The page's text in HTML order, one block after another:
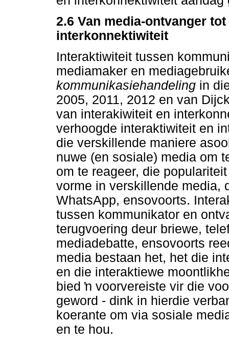
2.6 Van media-ontvanger
interkonnektiwiteit
Interaktiwiteit tussen
mediamaker en
kommunikasiehandeling in
2005, 2011, 2012 en van
van interakiwiteit en
verhoogde interaktiwiteit en
die verskillende maniere
nuwe (en sosiale) media om
om te reageer, die
vorme in verskillende media,
WhatsApp, ensovoorts.
tussen kommunikator en
terugvoering deur briewe,
mediadebatte, ensovoorts
media bestaan het, het die
en die interaktiewe
bied ŉ voorvereiste vir die
geword - dink in hierdie
koerante om via sosiale
en te hou.